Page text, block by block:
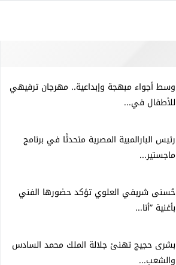
وسط أجواء مبهجة وإبداعية.. مهرجان ترفيهي
للأطفال في...
رئيس البارالمبية المصرية متحدثًا في برنامج
ماجستير...
حُسنى شريفي العلوي تؤكد حضورها الفني
بأغنية ”أنا...
بشرى حجيج تهنئ جلالة الملك محمد السادس
والشعب...